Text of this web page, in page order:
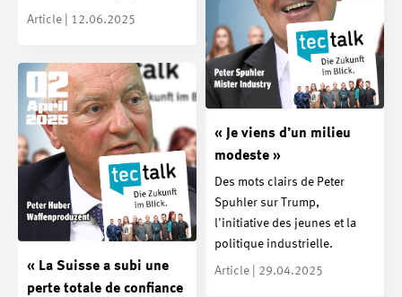
Article | 12.06.2025
« Je viens d’un milieu
modeste »
Des mots clairs de Peter
Spuhler sur Trump,
l'initiative des jeunes et la
politique industrielle.
Article | 29.04.2025
« La Suisse a subi une
perte totale de confiance